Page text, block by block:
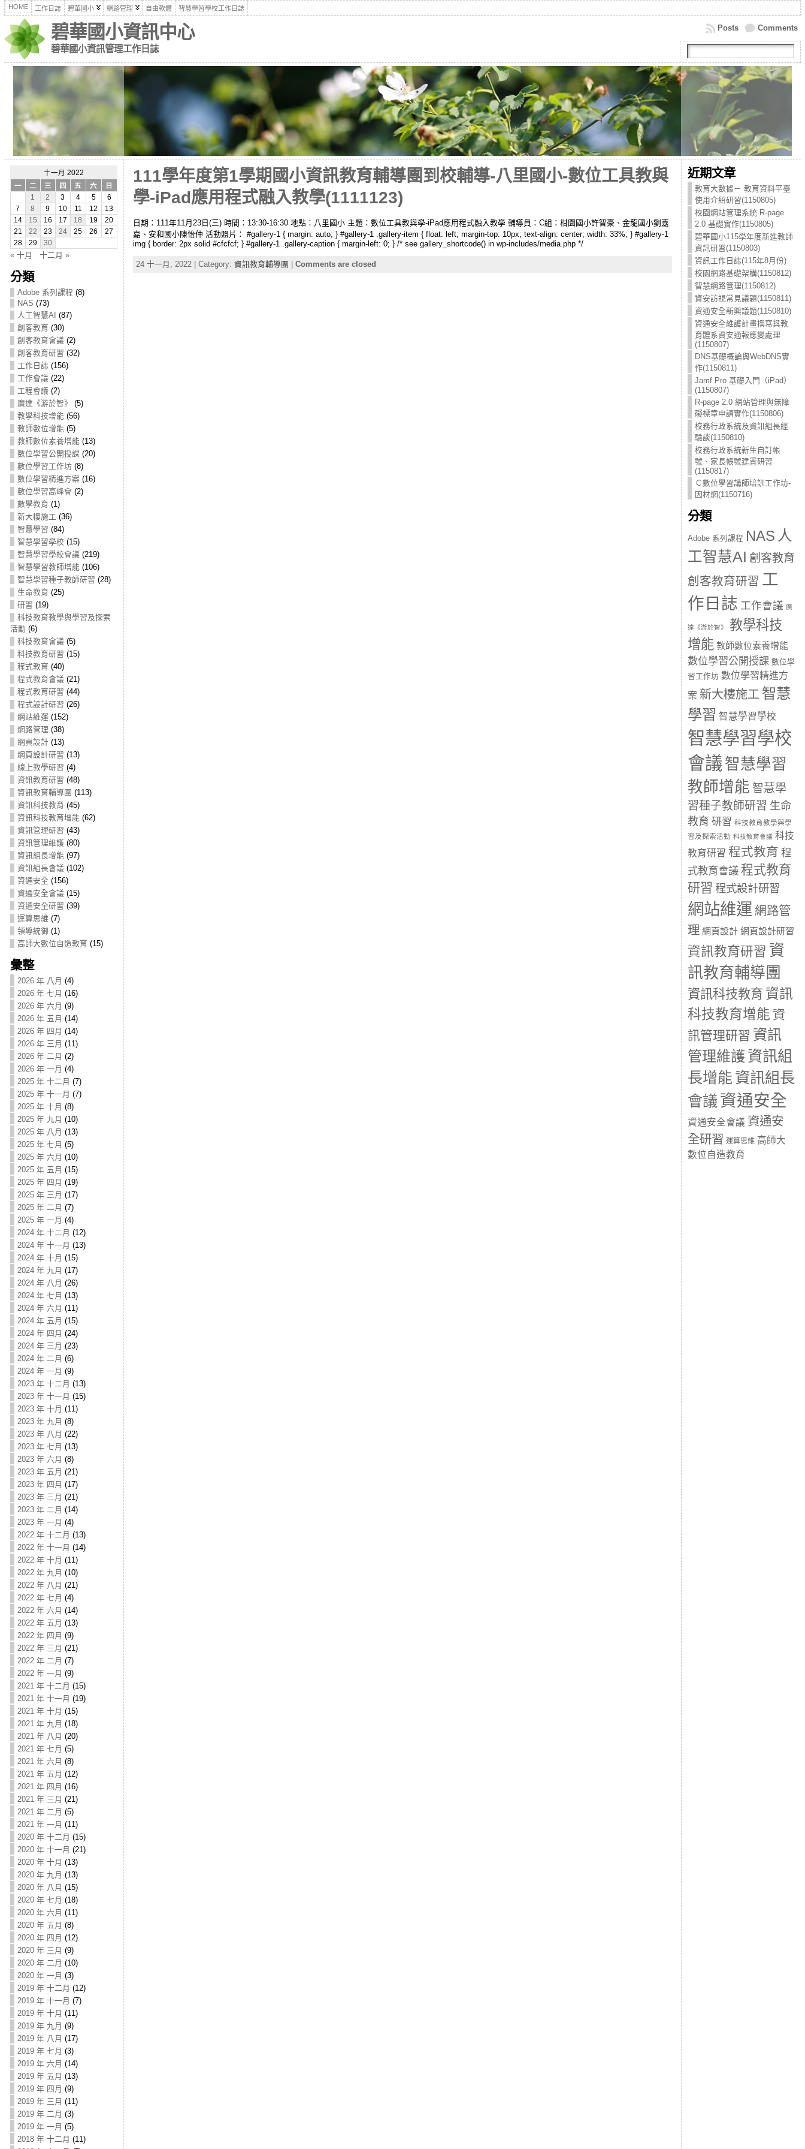
HOME 工作日誌 碧華國小 網路管理 自由軟體 智慧學習學校工作日誌
碧華國小資訊中心
碧華國小資訊管理工作日誌
Comments
Posts
十一月 2022
一
二 三 四 五 六
日
1
2 3 4 5
6
7
8 9 10 11 12
13
14
15 16 17 18 19
20
21
22 23 24 25 26
27
28
29 30
« 十月 十二月 »
分類
Adobe 系列課程 (8)
NAS (73)
人工智慧AI (87)
創客教育 (30)
創客教育會議 (2)
創客教育研習 (32)
工作日誌 (156)
工作會議 (22)
工程會議 (2)
廣達《游於智》
(5)
教學科技增能(56)
教師數位增能(5)
教師數位素養增能(13)
數位學習公開授課 (20)
數位學習工作坊(8)
數位學習精進方案 (16)
數位學習高峰會 (2)
數學教育 (1)
新大樓施工 (36)
智慧學習 (84)
智慧學習學校 (15)
智慧學習學校會議 (219)
智慧學習教師增能(106)
智慧學習種子教師研習 (28)
生命教育 (25)
研習 (19)
科技教育教學與學習及探索
活動 (6)
科技教育會議 (5)
科技教育研習 (15)
程式教育 (40)
程式教育會議 (21)
程式教育研習 (44)
程式設計研習 (26)
網站維運 (152)
網路管理 (38)
網頁設計(13)
網頁設計研習 (13)
線上教學研習 (4)
資訊教育研習 (48)
資訊教育輔導團 (113)
資訊科技教育 (45)
資訊科技教育增能(62)
資訊管理研習 (43)
資訊管理維護(80)
資訊組長增能(97)
資訊組長會議 (102)
資通安全 (156)
資通安全會議 (15)
資通安全研習 (39)
運算思維 (7)
領導統御 (1)
高師大數位自造教育 (15)
彙整
2026 年 八月 (4)
2026 年 七月 (16)
2026 年 六月 (9)
2026 年 五月 (14)
2026 年 四月 (14)
2026 年 三月 (11)
2026 年 二月 (2)
2026 年 一月 (4)
2025 年 十二月 (7)
2025 年 十一月 (7)
2025 年 十月 (8)
2025 年 九月 (10)
2025 年 八月 (13)
2025 年 七月 (5)
2025 年 六月 (10)
2025 年 五月 (15)
2025 年 四月 (19)
2025 年 三月 (17)
2025 年 二月 (7)
2025 年 一月 (4)
2024 年 十二月 (12)
2024 年 十一月 (13)
2024 年 十月 (15)
2024 年 九月 (17)
2024 年 八月 (26)
2024 年 七月 (13)
2024 年 六月 (11)
2024 年 五月 (15)
2024 年 四月 (24)
2024 年 三月 (23)
2024 年 二月 (6)
2024 年 一月 (9)
2023 年 十二月 (13)
2023 年 十一月 (15)
2023 年 十月 (11)
2023 年 九月 (8)
2023 年 八月 (22)
2023 年 七月 (13)
2023 年 六月 (8)
2023 年 五月 (21)
2023 年 四月 (17)
2023 年 三月 (21)
2023 年 二月 (14)
2023 年 一月 (4)
2022 年 十二月 (13)
2022 年 十一月 (14)
2022 年 十月 (11)
2022 年 九月 (10)
2022 年 八月 (21)
2022 年 七月 (4)
2022 年 六月 (14)
2022 年 五月 (13)
2022 年 四月 (9)
2022 年 三月 (21)
2022 年 二月 (7)
2022 年 一月 (9)
2021 年 十二月 (15)
2021 年 十一月 (19)
2021 年 十月 (15)
2021 年 九月 (18)
2021 年 八月 (20)
2021 年 七月 (5)
2021 年 六月 (8)
2021 年 五月 (12)
2021 年 四月 (16)
2021 年 三月 (21)
2021 年 二月 (5)
2021 年 一月 (11)
2020 年 十二月 (15)
2020 年 十一月 (21)
2020 年 十月 (13)
2020 年 九月 (13)
2020 年 八月 (15)
2020 年 七月 (18)
2020 年 六月 (11)
2020 年 五月 (8)
2020 年 四月 (12)
2020 年 三月 (9)
2020 年 二月 (10)
2020 年 一月 (3)
2019 年 十二月 (12)
2019 年 十一月 (7)
2019 年 十月 (11)
2019 年 九月 (9)
2019 年 八月 (17)
2019 年 七月 (3)
2019 年 六月 (14)
2019 年 五月 (13)
2019 年 四月 (9)
2019 年 三月 (11)
2019 年 二月 (3)
2019 年 一月 (5)
2018 年 十二月 (11)
111學年度第1學期國小資訊教育輔導團到校輔導-八里國小-數位工具教與
學-iPad應用程式融入教學(1111123)
日期：111年11月23日(三) 時間：13:30-16:30 地點：八里國小 主題：數位工具教與學-iPad應用程式融入教學 輔導員：C組：柑園國小許智豪、金龍國小劉嘉
嘉、安和國小陳怡仲 活動照片： #gallery-1 { margin: auto; } #gallery-1 .gallery-item { float: left; margin-top: 10px; text-align: center; width: 33%; } #gallery-1
img { border: 2px solid #cfcfcf; } #gallery-1 .gallery-caption { margin-left: 0; } /* see gallery_shortcode() in wp-includes/media.php */
24 十一月, 2022 | Category: 資訊教育輔導團 | Comments are closed
近期文章
教育大數據－ 教育資料平臺
使用介紹研習(1150805)
校園網站管理系統 R-page
2.0 基礎實作(1150805)
碧華國小115學年度新進教師
資訊研習(1150803)
資訊工作日誌(115年8月份)
校園網路基礎架構(1150812)
智慧網路管理(1150812)
資安訪視常見議題(1150811)
資通安全新興議題(1150810)
資通安全維護計畫撰寫與教
育體系資安通報應變處理
(1150807)
DNS基礎概論與WebDNS實
作(1150811)
Jamf Pro 基礎入門（iPad）
(1150807)
R-page 2.0 網站管理與無障
礙標章申請實作(1150806)
校務行政系統及資訊組長經
驗談(1150810)
校務行政系統新生自訂帳
號、家長帳號建置研習
(1150817)
Ｃ數位學習講師培訓工作坊-
因材網(1150716)
分類
Adobe 系列課程 NAS 人
工智慧AI 創客教育
創客教育研習 工
作日誌 工作會議 廣
達《游於智》
教學科技
增能 教師數位素養增能
數位學習公開授課 數位學
習工作坊 數位學習精進方
案 新大樓施工 智慧
學習 智慧學習學校
智慧學習學校
會議 智慧學習
教師增能 智慧學
習種子教師研習 生命
教育 研習 科技教育教學與學
習及探索活動 科技教育會議 科技
教育研習 程式教育 程
式教育會議 程式教育
研習 程式設計研習
網站維運 網路管
理 網頁設計 網頁設計研習
資訊教育研習 資
訊教育輔導團
資訊科技教育 資訊
科技教育增能 資
訊管理研習 資訊
管理維護 資訊組
長增能資訊組長
會議資通安全
資通安全會議 資通安
全研習 運算思維 高師大
數位自造教育